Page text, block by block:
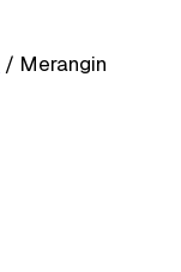
/ Merangin